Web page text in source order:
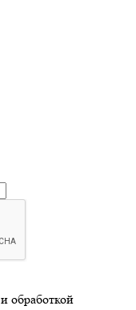
и обработкой